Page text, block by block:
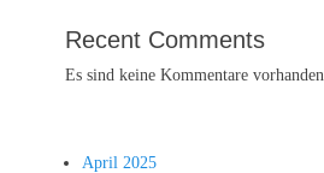
Recent Comments
Es sind keine Kommentare vorhanden.
April 2025